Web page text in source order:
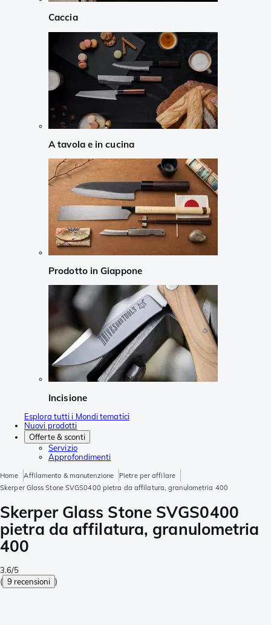
Caccia
A tavola e in cucina
Prodotto in Giappone
Incisione
Esplora tutti i Mondi tematici
Nuovi prodotti
Offerte & sconti
Servizio
Approfondimenti
Home Affilamento & manutenzione
Pietre per affilare
Skerper Glass Stone SVGS0400 pietra da affilatura, granulometria 400
Skerper Glass Stone SVGS0400
pietra da affilatura, granulometria
400
3.6/5
( 9 recensioni )